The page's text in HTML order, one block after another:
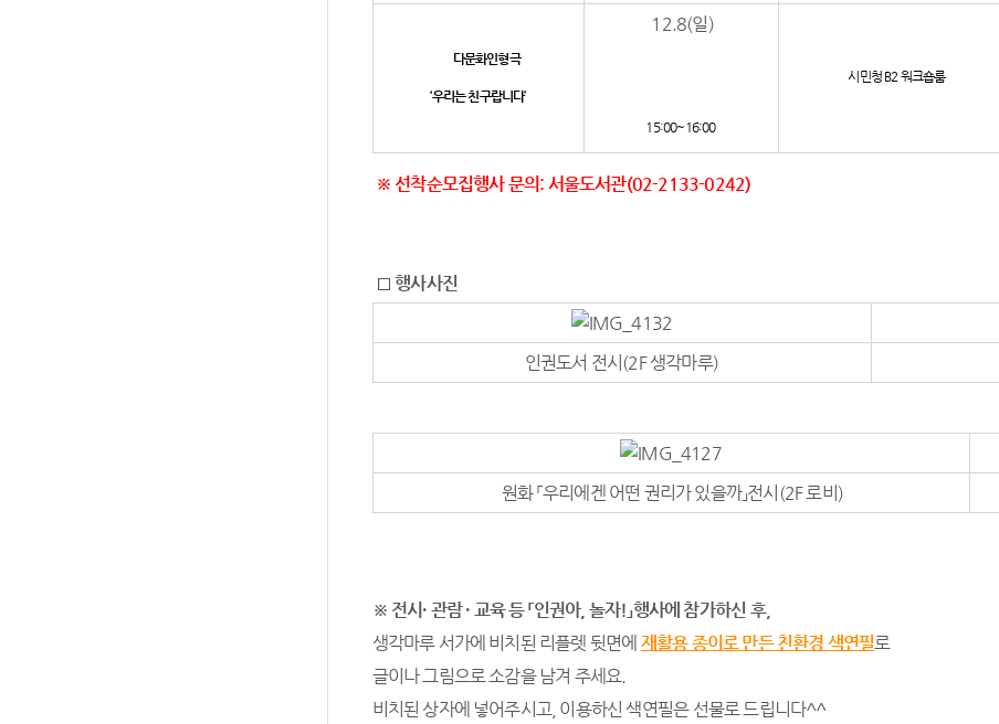
다문화인형극
‘우리는 친구랍니다’
12.8(일)
15:00~16:00
시민청 B2 워크숍룸
※ 선착순모집행사 문의: 서울도서관(02-2133-0242)
□ 행사사진
인권도서 전시(2F 생각마루)
원화 「우리에겐 어떤 권리가 있을까」전시(2F 로비)
※ 전시· 관람 · 교육 등 「인권아, 놀자!」행사에 참가하신 후,
생각마루 서가에 비치된 리플렛 뒷면에 재활용 종이로 만든 친환경 색연필로
글이나 그림으로 소감을 남겨 주세요.
비치된 상자에 넣어주시고, 이용하신 색연필은 선물로 드립니다^^